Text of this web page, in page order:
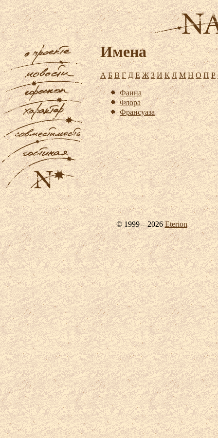
Имена
А Б В Г Д Е Ж З И К Л М Н О П Р
Фаина
Флора
Франсуаза
© 1999—2026Eterion